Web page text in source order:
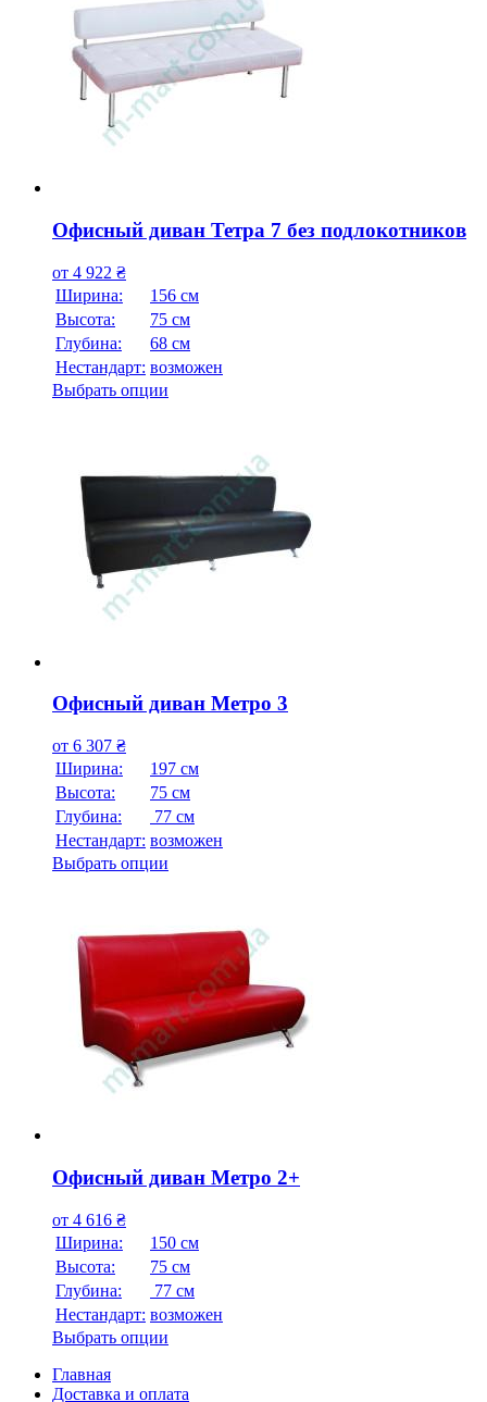
Офисный диван Тетра 7 без подлокотников
от 4 922 ₴
Ширина:
156 см
Высота:
75 см
Глубина:
68 см
Нестандарт: возможен
Выбрать опции
Офисный диван Метро 3
от 6 307 ₴
Ширина:
197 см
Высота:
75 см
Глубина:
77 см
Нестандарт: возможен
Выбрать опции
Офисный диван Метро 2+
от 4 616 ₴
Ширина:
150 см
Высота:
75 см
Глубина:
77 см
Нестандарт: возможен
Выбрать опции
Главная
Доставка и оплата